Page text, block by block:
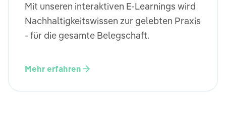
Mit unseren interaktiven E-Learnings wird
Nachhaltigkeitswissen zur gelebten Praxis
- für die gesamte Belegschaft.
Mehr erfahren